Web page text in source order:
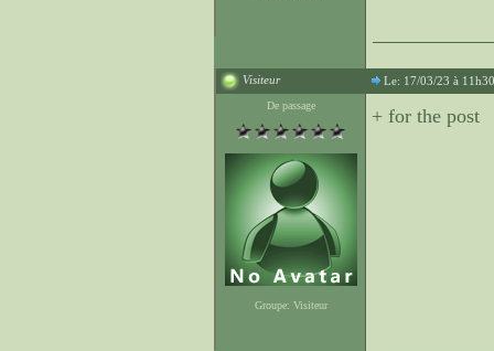
Visiteur Le: 17/03/23 à 11h30
De passage
Groupe: Visiteur
+ for the post